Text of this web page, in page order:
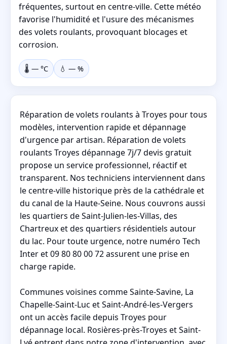
fréquentes, surtout en centre-ville. Cette météo
favorise l'humidité et l'usure des mécanismes
des volets roulants, provoquant blocages et
corrosion.
🌡️ — °C 💧 — %
Réparation de volets roulants à Troyes pour tous
modèles, intervention rapide et dépannage
d'urgence par artisan. Réparation de volets
roulants Troyes dépannage 7j/7 devis gratuit
propose un service professionnel, réactif et
transparent. Nos techniciens interviennent dans
le centre-ville historique près de la cathédrale et
du canal de la Haute-Seine. Nous couvrons aussi
les quartiers de Saint-Julien-les-Villas, des
Chartreux et des quartiers résidentiels autour
du lac. Pour toute urgence, notre numéro Tech
Inter et 09 80 80 00 72 assurent une prise en
charge rapide.
Communes voisines comme Sainte-Savine, La
Chapelle-Saint-Luc et Saint-André-les-Vergers
ont un accès facile depuis Troyes pour
dépannage local. Rosières-près-Troyes et Saint-